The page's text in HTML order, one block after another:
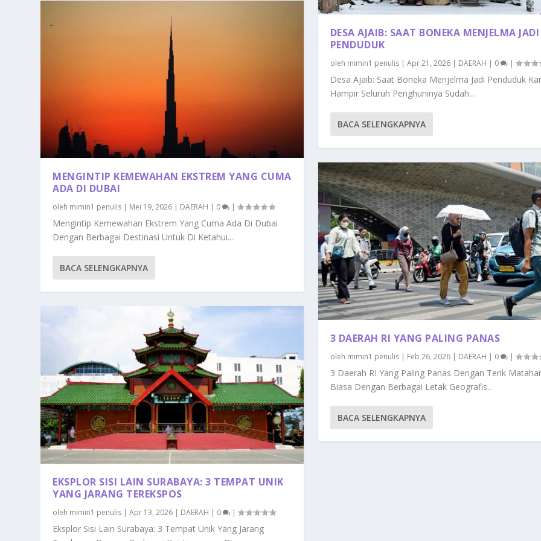
MENGINTIP KEMEWAHAN EKSTREM YANG CUMA
ADA DI DUBAI
oleh mimin1 penulis | Mei 19, 2026 | DAERAH | 0 |
Mengintip Kemewahan Ekstrem Yang Cuma Ada Di Dubai
Dengan Berbagai Destinasi Untuk Di Ketahui...
BACA SELENGKAPNYA
EKSPLOR SISI LAIN SURABAYA: 3 TEMPAT UNIK
YANG JARANG TEREKSPOS
oleh mimin1 penulis |Apr 13, 2026 | DAERAH | 0 |
Eksplor Sisi Lain Surabaya: 3 Tempat Unik Yang Jarang
DESA AJAIB: SAAT BONEKA MENJELMA JADI
PENDUDUK
oleh mimin1 penulis| Apr 21, 2026| DAERAH | 0 |
Desa Ajaib: Saat Boneka Menjelma Jadi Penduduk
Hampir Seluruh Penghuninya Sudah...
BACA SELENGKAPNYA
3 DAERAH RI YANG PALING PANAS
oleh mimin1 penulis| Feb 26, 2026| DAERAH | 0 |
3 Daerah RI Yang Paling Panas Dengan Terik
Biasa Dengan Berbagai Letak Geografis...
BACA SELENGKAPNYA